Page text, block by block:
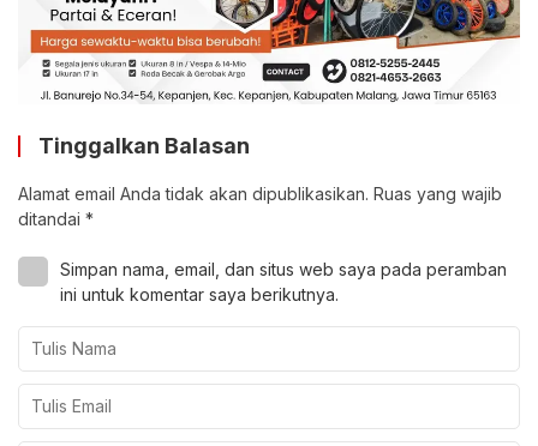
Tinggalkan Balasan
Alamat email Anda tidak akan dipublikasikan. Ruas yang wajib
ditandai *
Simpan nama, email, dan situs web saya pada peramban
ini untuk komentar saya berikutnya.